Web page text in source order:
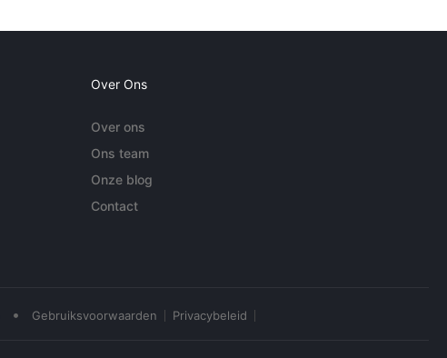
Over Ons
Over ons
Ons team
Onze blog
Contact
• Gebruiksvoorwaarden Privacybeleid